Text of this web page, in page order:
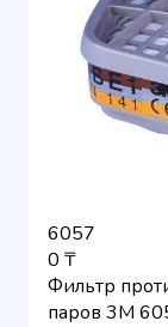
6057
0 ₸
Фильтр
паров 3M